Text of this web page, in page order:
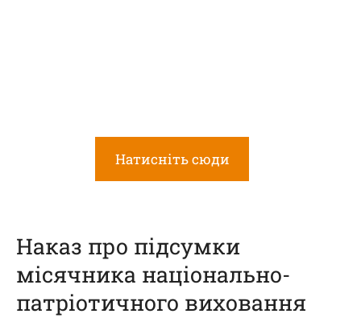
Натисніть сюди
Наказ про підсумки
місячника національно-
патріотичного виховання